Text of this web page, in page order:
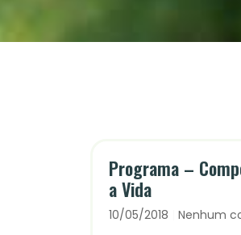
Programa –
a Vida
10/05/2018
Nenhum